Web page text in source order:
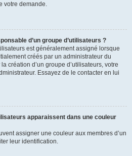
votre demande.
d’un groupe d’utilisateurs ?
est généralement assigné lorsque
créés par un administrateur du
création d’un groupe d’utilisateurs, votre
Essayez de le contacter en lui
apparaissent dans une couleur
assigner une couleur aux membres d’un
leur identification.